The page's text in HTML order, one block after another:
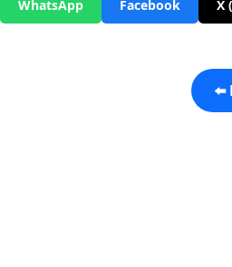
WhatsApp Facebook X
⬅️